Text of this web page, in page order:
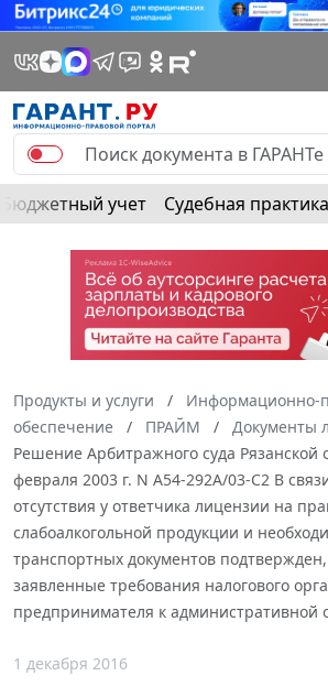
Бюджетный учет Судебная практика
Продукты и услуги
Информационно-
обеспечение
ПРАЙМ
Документы
Решение Арбитражного суда Рязанской
февраля 2003 г. N А54-292А/03-С2 В
отсутствия у ответчика лицензии на
слабоалкогольной продукции и
транспортных документов
заявленные требования налогового
предпринимателя к административной
1 декабря 2016